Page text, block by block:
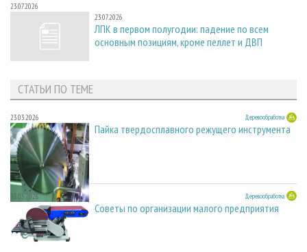
23.07.2026
23.07.2026
ЛПК в первом полугодии: падение по всем
основным позициям, кроме пеллет и ДВП
СТАТЬИ ПО ТЕМЕ
23.03.2026 Деревообработка
Пайка твердосплавного режущего инструмента
23.03.2026 Деревообработка
Советы по организации малого предприятия